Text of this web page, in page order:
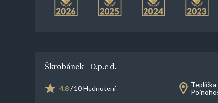
Škrobánek - O.p.c.d.
4.8/ 10 Hodnotení
Teplička